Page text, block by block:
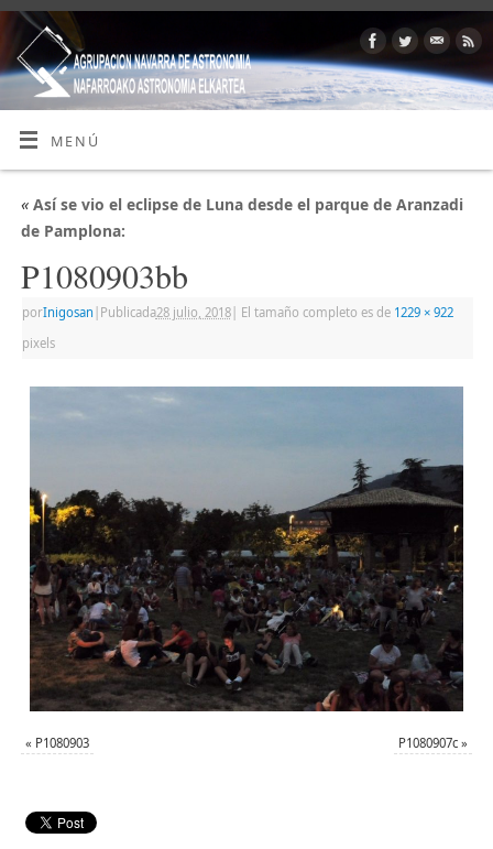
MENÚ
«Así se vio el eclipse de Luna desde el parque de Aranzadi
de Pamplona:
P1080903bb
porInigosan Publicada28 julio, 2018| El tamaño completo es de 1229 × 922
pixels
« P1080903 P1080907c »